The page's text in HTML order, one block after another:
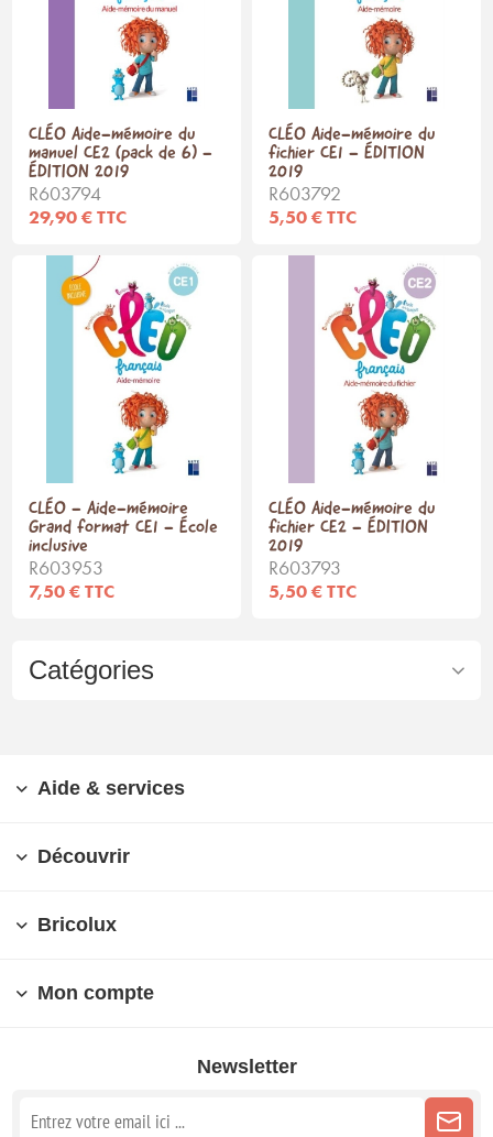
Catégories
CLÉO Aide-mémoire du
manuel CE2 (pack de 6) -
ÉDITION 2019
R603794
29,90 € TTC
CLÉO Aide-mémoire du
fichier CE1 - ÉDITION
2019
R603792
5,50 € TTC
CLÉO - Aide-mémoire
Grand format CE1 - École
inclusive
R603953
7,50 € TTC
CLÉO Aide-mémoire du
fichier CE2 - ÉDITION
2019
R603793
5,50 € TTC
Aide & services
Découvrir
Bricolux
Mon compte
Newsletter